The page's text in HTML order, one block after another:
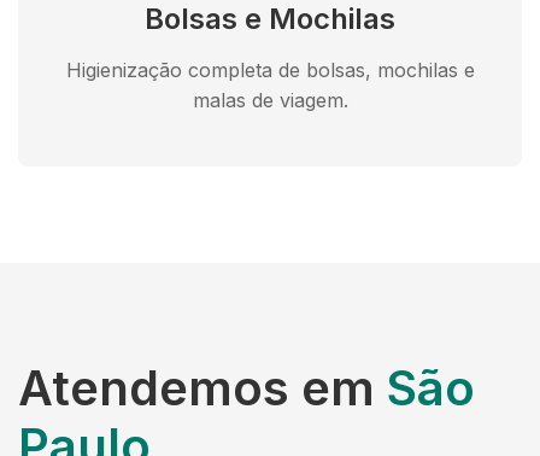
Bolsas e Mochilas
Higienização completa de bolsas, mochilas e
malas de viagem.
Atendemos em São